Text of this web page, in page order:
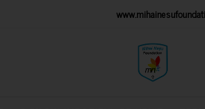
PLATFORM